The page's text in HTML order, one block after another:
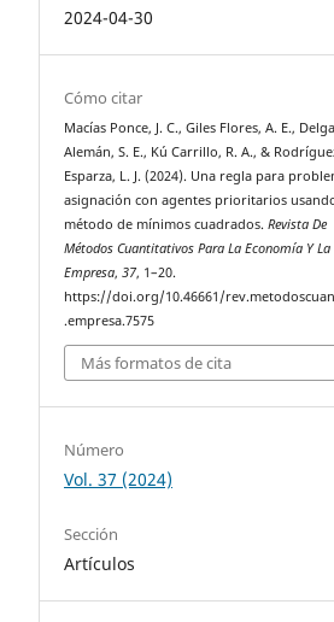
2024-04-30
Cómo citar
Macías Ponce, J. C., Giles Flores, A. E.,
Alemán, S. E., Kú Carrillo, R. A., &
Esparza, L. J. (2024). Una regla para
asignación con agentes prioritarios
método de mínimos cuadrados.Revista De
Métodos Cuantitativos Para La Economía Y La
Empresa,37, 1–20.
https://doi.org/10.46661/
.empresa.7575
Más formatos de cita
Número
Vol. 37 (2024)
Sección
Artículos